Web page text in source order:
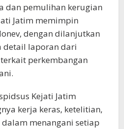
dan pemulihan kerugian
Jatim memimpin
dengan dilanjutkan
detail laporan dari
perkembangan
Kejati Jatim
kerja keras, ketelitian,
menangani setiap